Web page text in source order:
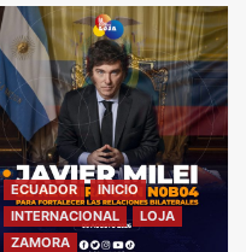
ECUADOR
INICIO
INTERNACIONAL
LOJA
ZAMORA